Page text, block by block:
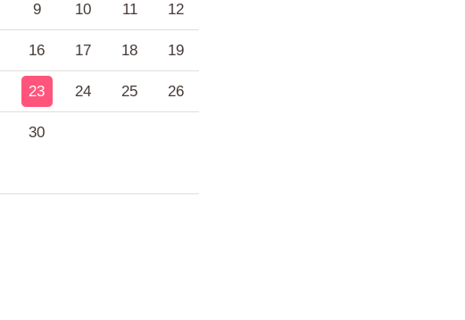
9 10 11 12
16 17 18 19
23 24 25 26
30